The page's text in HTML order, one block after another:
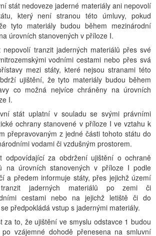
stát nedoveze jaderné materiály ani nepovolí
který není stranou této úmluvy, pokud
tyto materiály budou během mezinárodní
úrovních stanovených v příloze I.
tranzit jaderných materiálů přes své
vodními cestami nebo přes svá
mezi státy, které nejsou stranami této
ujištění, že tyto materiály budou během
co možná nejvíce chráněny na úrovních
I.
stát uplatní v souladu se svými právními
ochrany stanovené v příloze I ve vztahu k
přepravovaným z jedné části tohoto státu do
vodami či vzdušným prostorem.
odpovídající za obdržení ujištění o ochraně
na úrovních stanovených v příloze I podle
a předem informuje státy, přes jejichž území
jaderných materiálů po zemi či
cestami nebo na jejichž letiště či do
předpokládá vstup s jadernými materiály.
za to, že ujištění ve smyslu odstavce 1 budou
vzájemné dohodě přenesena na smluvní